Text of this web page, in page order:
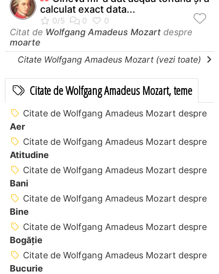
calculat exact data...
Citat de Wolfgang Amadeus Mozart despre
moarte
Citate Wolfgang Amadeus Mozart (vezi toate)
Citate de Wolfgang Amadeus Mozart, teme
Citate de Wolfgang Amadeus Mozart despre
Aer
Citate de Wolfgang Amadeus Mozart despre
Atitudine
Citate de Wolfgang Amadeus Mozart despre
Bani
Citate de Wolfgang Amadeus Mozart despre
Bine
Citate de Wolfgang Amadeus Mozart despre
Bogăție
Citate de Wolfgang Amadeus Mozart despre
Bucurie